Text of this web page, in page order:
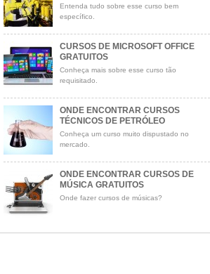
Entenda tudo sobre esse curso bem
específico.
CURSOS DE MICROSOFT OFFICE
GRATUITOS
Conheça mais sobre esse curso tão
requisitado.
ONDE ENCONTRAR CURSOS
TÉCNICOS DE PETRÓLEO
Conheça um curso muito dispustado no
mercado.
ONDE ENCONTRAR CURSOS DE
MÚSICA GRATUITOS
Onde fazer cursos de músicas?